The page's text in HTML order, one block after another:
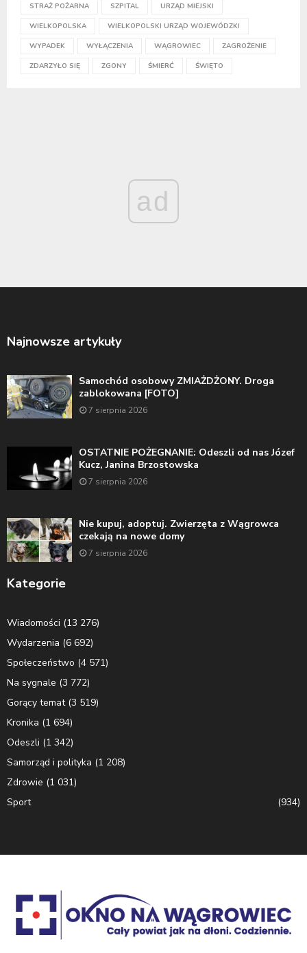
STRAŻ POŻARNA SZPITAL URZĄD MIEJSKI
WIELKOPOLSKA WIELKOPOLSKI URZĄD WOJEWÓDZKI
WYPADEK WYŁĄCZENIA WĄGROWIEC ZAGROŻENIE
ZDARZYŁO SIĘ ZGONY ŚMIERĆ ŚWIĘTO
ad
Najnowsze artykuły
Samochód osobowy ZMIAŻDŻONY. Droga
zablokowana [FOTO]
7 sierpnia 2026
OSTATNIE POŻEGNANIE: Odeszli od nas Józef
Kucz, Janina Brzostowska
7 sierpnia 2026
Nie kupuj, adoptuj. Zwierzęta z Wągrowca
czekają na nowe domy
7 sierpnia 2026
Kategorie
Wiadomości (13 276)
Wydarzenia (6 692)
Społeczeństwo (4 571)
Na sygnale (3 772)
Gorący temat(3 519)
Kronika (1 694)
Odeszli (1 342)
Samorząd i polityka (1 208)
Zdrowie (1 031)
Sport
(934)